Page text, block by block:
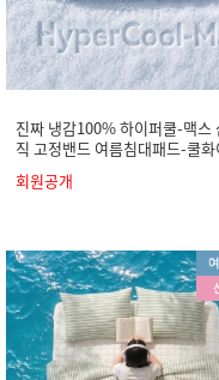
진짜 냉감100% 하이퍼쿨-맥스
직 고정밴드 여름침대패드-쿨
회원공개